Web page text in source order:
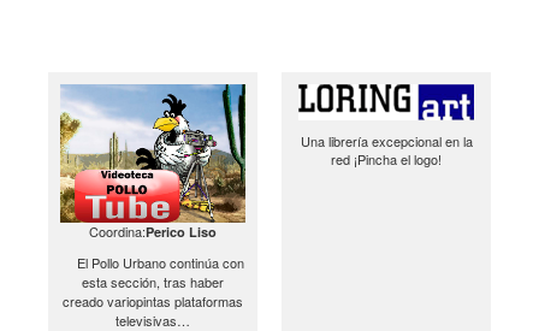
Coordina:Perico Liso
El Pollo Urbano continúa con
esta sección, tras haber
creado variopintas plataformas
televisivas…
Una librería excepcional en la
red ¡Pincha el logo!